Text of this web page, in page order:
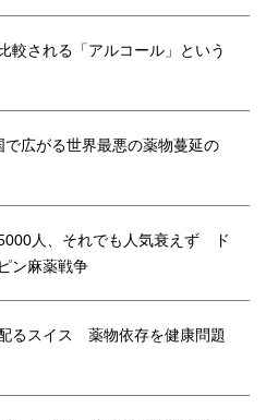
較される「アルコール」という
広がる世界最悪の薬物蔓延の
人、それでも人気衰えず ド
ン麻薬戦争
るスイス 薬物依存を健康問題